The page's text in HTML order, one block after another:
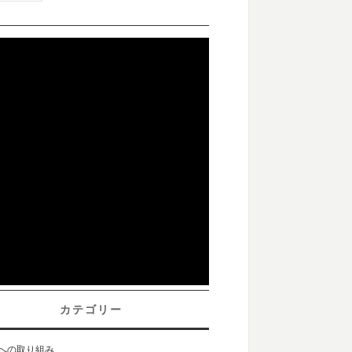
カテゴリー
の取り組み